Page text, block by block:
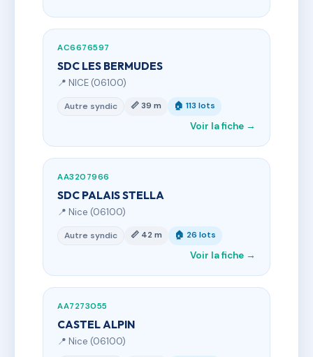
AC6676597
SDC LES BERMUDES
📍 NICE (06100)
Autre syndic 📏 39 m 🏠 113 lots
Voir la fiche →
AA3207966
SDC PALAIS STELLA
📍 Nice (06100)
Autre syndic 📏 42 m 🏠 26 lots
Voir la fiche →
AA7273055
CASTEL ALPIN
📍 Nice (06100)